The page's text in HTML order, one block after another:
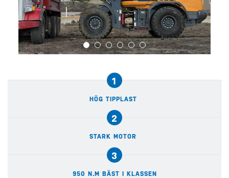
1
HÖG TIPPLAST
2
STARK MOTOR
3
950 N.M BÄST I KLASSEN